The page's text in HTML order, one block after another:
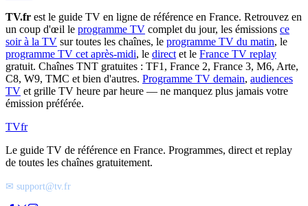
TV.fr est le guide TV en ligne de référence en France. Retrouvez en
un coup d'œil le programme TV complet du jour, les émissions ce
soir à la TV sur toutes les chaînes, le programme TV du matin, le
programme TV cet après-midi, le direct et le France TV replay
gratuit. Chaînes TNT gratuites : TF1, France 2, France 3, M6, Arte,
C8, W9, TMC et bien d'autres. Programme TV demain, audiences
TV et grille TV heure par heure — ne manquez plus jamais votre
émission préférée.
TVfr
Le guide TV de référence en France. Programmes, direct et replay
de toutes les chaînes gratuitement.
✉ support@tv.fr